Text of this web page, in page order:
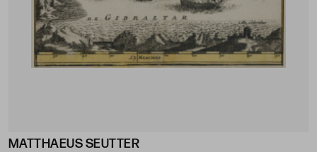
MATTHAEUS SEUTTER